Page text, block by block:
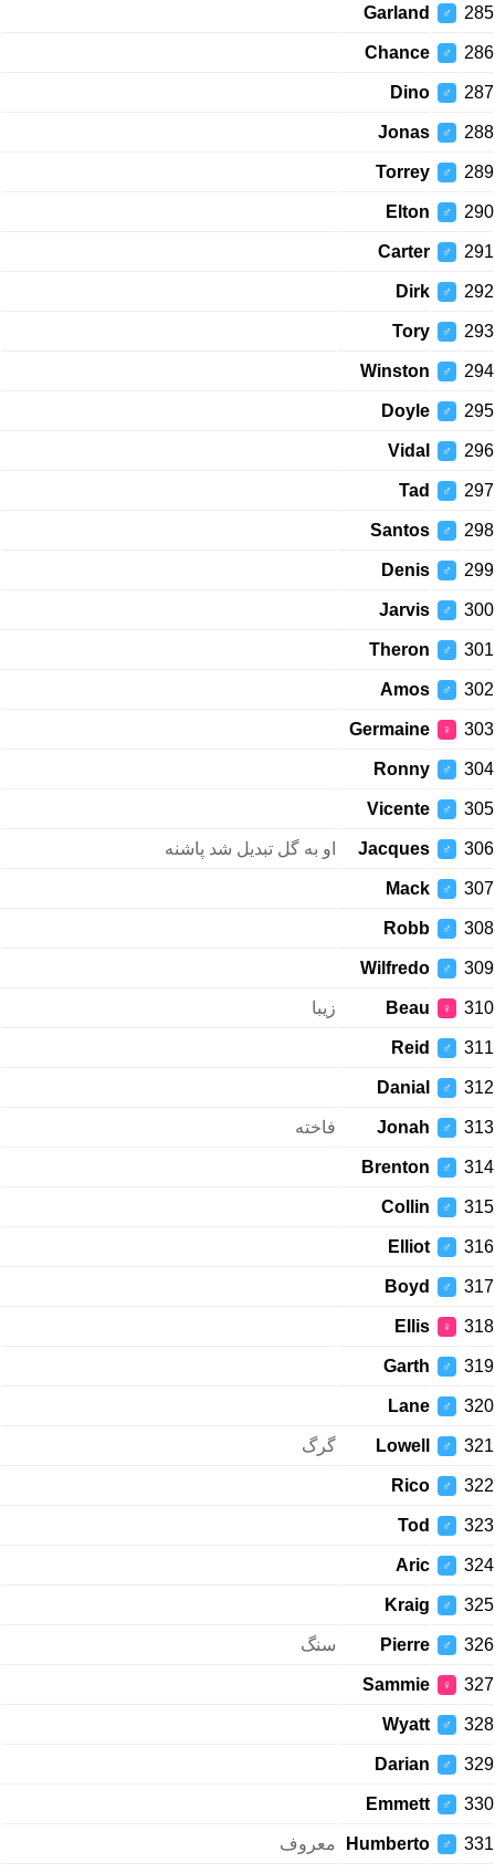
285
♂
Garland
286
♂
Chance
287
♂
Dino
288
♂
Jonas
289
♂
Torrey
290
♂
Elton
291
♂
Carter
292
♂
Dirk
293
♂
Tory
294
♂
Winston
295
♂
Doyle
296
♂
Vidal
297
♂
Tad
298
♂
Santos
299
♂
Denis
300
♂
Jarvis
301
♂
Theron
302
♂
Amos
303
♀
Germaine
304
♂
Ronny
305
♂
Vicente
306
♂
Jacques او به گل تبدیل شد پاشنه
307
♂
Mack
308
♂
Robb
309
♂
Wilfredo
310
♀
Beau زیبا
311
♂
Reid
312
♂
Danial
313
♂
Jonah فاخته
314
♂
Brenton
315
♂
Collin
316
♂
Elliot
317
♂
Boyd
318
♀
Ellis
319
♂
Garth
320
♂
Lane
321
♂
Lowell گرگ
322
♂
Rico
323
♂
Tod
324
♂
Aric
325
♂
Kraig
326
♂
Pierre سنگ
327
♀
Sammie
328
♂
Wyatt
329
♂
Darian
330
♂
Emmett
331
♂
Humberto معروف